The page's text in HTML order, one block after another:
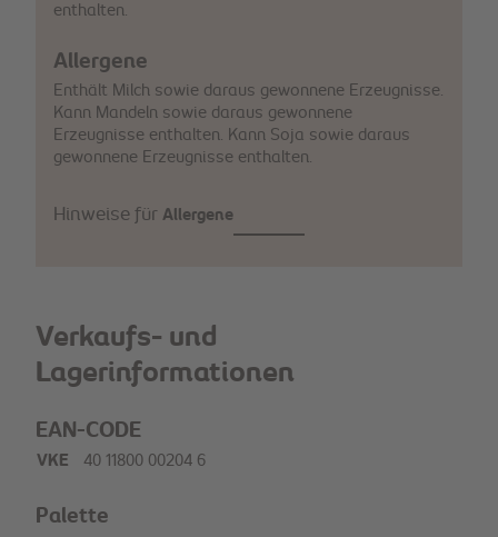
enthalten.
Allergene
Enthält Milch sowie daraus gewonnene Erzeugnisse.
Kann Mandeln sowie daraus gewonnene
Erzeugnisse enthalten. Kann Soja sowie daraus
gewonnene Erzeugnisse enthalten.
Hinweise für Allergene
Verkaufs- und
Lagerinformationen
EAN-CODE
VKE 40 11800 00204 6
Palette